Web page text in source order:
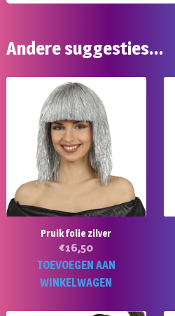
Andere suggesties…
Pruik folie zilver
€16,50
TOEVOEGEN AAN
WINKELWAGEN